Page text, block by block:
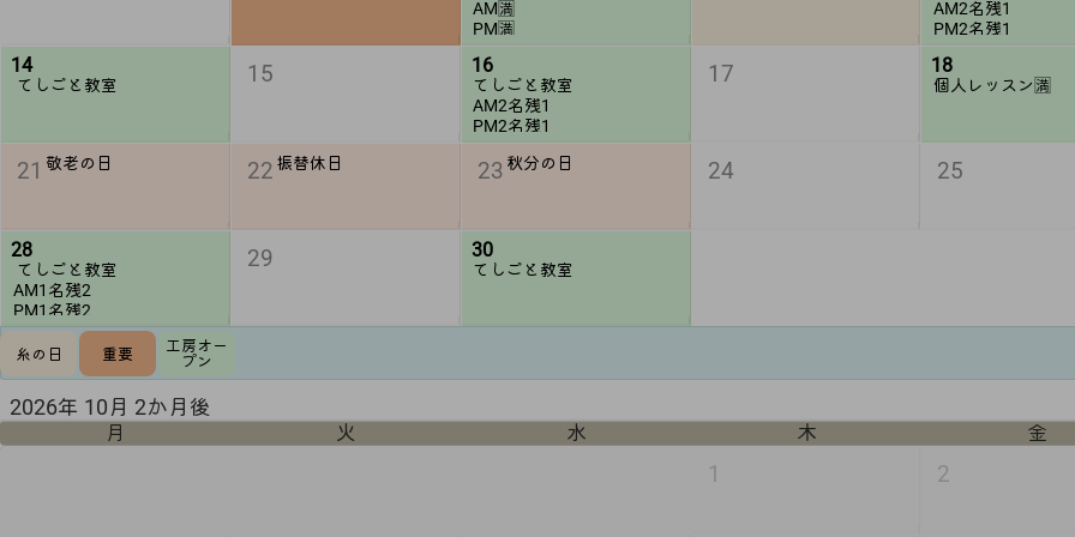
1 2
2026年 10月 2か月後
月 火 水 木 金
AM🈵
PM🈵
AM2名残1
PM2名残1
14
てしごと教室 15 16
てしごと教室
AM2名残1
PM2名残1
17 18
個人レッスン🈵
21 敬老の日 22 振替休日 23 秋分の日 24 25
28
てしごと教室
AM1名残2
PM1名残2
29 30
てしごと教室
糸の日 重要
工房オー
プン